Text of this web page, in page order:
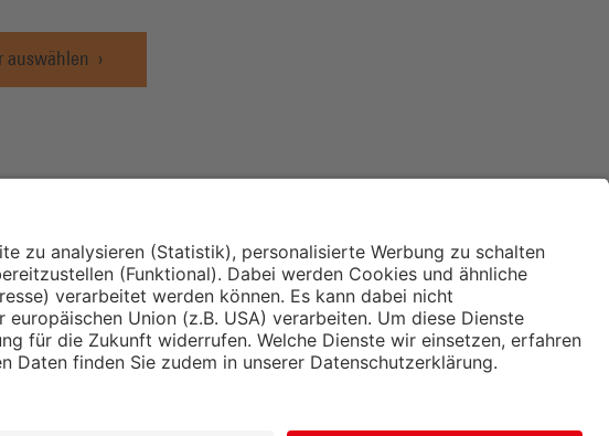
auswählen
und
Institut für Makroökonomie
und Konjunkturforschung